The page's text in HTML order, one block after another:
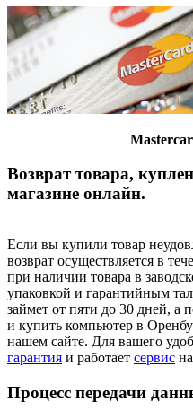
Возврат товара,
магазине онлайн.
Если вы купили товар
возврат осуществляется в
при наличии товара в
упаковкой и гарантийным
займет от пяти до 30 дней, а
и купить компьютер в
нашем сайте. Для вашего
гарантия и работает сервис на
Процесс передачи